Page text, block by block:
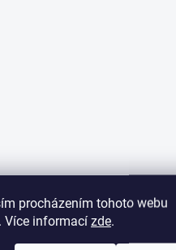
procházením tohoto webu
Více informací zde.